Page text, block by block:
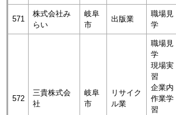
571
株式会社み
らい
岐阜
市
出版業
職場見
学
572
三貴株式会
社
岐阜
市
リサイク
ル業
職場見
学
現場実
習
企業内
作業学
習